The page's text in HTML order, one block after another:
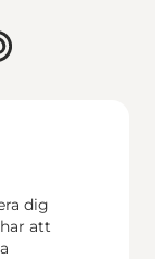
dig
att